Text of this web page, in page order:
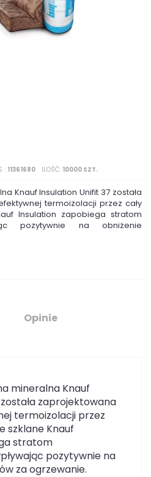
11361680 ILOŚĆ 10000 SZT.
Knauf Insulation Unifit 37 została
termoizolacji przez cały
Insulation zapobiega stratom
pozytywnie na obniżenie
Opinie
mineralna Knauf
zaprojektowana
termoizolacji przez
szklane Knauf
stratom
pozytywnie na
za ogrzewanie.